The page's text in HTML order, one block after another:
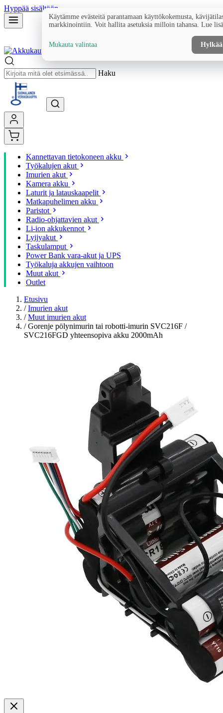
Hyppää sisältöön
Haku
Kannettavan tietokoneen akku
Työkalujen akut
Imurien akut
Kamera akku
Laturit ja latauskaapelit
Matkapuhelimen akku
Paristot
Radio-ohjattavien akut
Li-ion akkukennot
Lyijyakut
Taskulamput
Power Bank vara-akut ja UPS
Työkaluja akkujen vaihtoon
Muut akut
Outlet
Etusivu
/ Imurien akut
/ Muut imurien akut
/ Gorenje pölynimurin tai robotti-imurin SVC216F /
SVC216FGD yhteensopiva akku 2000mAh
Käytämme evästeitä parantamaan käyttökokemusta,
markkinointiin. Voit hallita asetuksia milloin tahansa. Lue
Mukauta valintaa Hylkää